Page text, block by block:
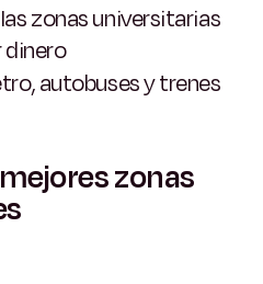
zonas universitarias
autobuses y trenes
zonas